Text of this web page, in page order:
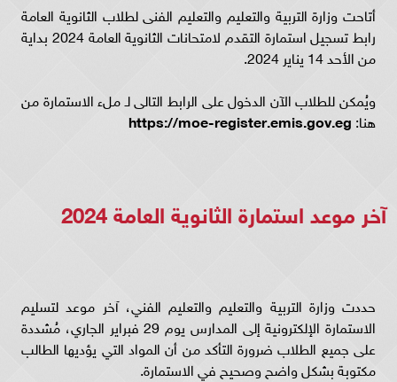
أتاحت وزارة التربية والتعليم والتعليم الفنى لطلاب الثانوية العامة
رابط تسجيل استمارة التقدم لامتحانات الثانوية العامة 2024 بداية
من الأحد 14 يناير 2024.
ويُمكن للطلاب الآن الدخول على الرابط التالى لـ ملء الاستمارة من
هنا: https://moe-register.emis.gov.eg
آخر موعد استمارة الثانوية العامة 2024
حددت وزارة التربية والتعليم والتعليم الفني، آخر موعد لتسليم
الاستمارة الإلكترونية إلى المدارس يوم 29 فبراير الجاري، مُشددة
على جميع الطلاب ضرورة التأكد من أن المواد التي يؤديها الطالب
مكتوبة بشكل واضح وصحيح في الاستمارة.